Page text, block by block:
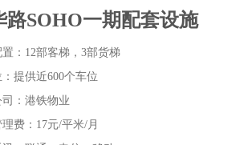
路SOHO一期配套设施
置‌：12部客梯，3部货梯
提供近600个车位
：港铁物业
费‌：17元/平米/月